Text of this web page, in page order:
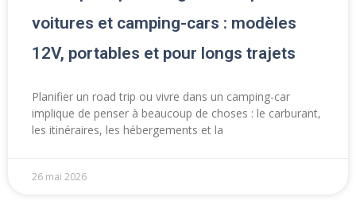
voitures et camping-cars : modèles
12V, portables et pour longs trajets
Planifier un road trip ou vivre dans un camping-car
implique de penser à beaucoup de choses : le carburant,
les itinéraires, les hébergements et la
26 mai 2026